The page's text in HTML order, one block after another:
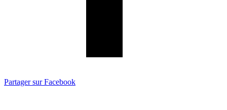
Partager sur Facebook